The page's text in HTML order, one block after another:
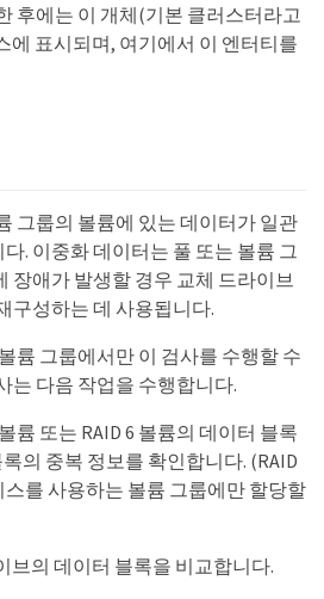
후에는 이 개체(기본 클러스터라고
에 표시되며, 여기에서 이 엔터티를
그룹의 볼륨에 있는 데이터가 일관
. 이중화 데이터는 풀 또는 볼륨 그
장애가 발생할 경우 교체 드라이브
구성하는 데 사용됩니다.
륨 그룹에서만 이 검사를 수행할 수
는 다음 작업을 수행합니다.
륨 또는 RAID 6 볼륨의 데이터 블록
의 중복 정보를 확인합니다. (RAID
를 사용하는 볼륨 그룹에만 할당할
브의 데이터 블록을 비교합니다.